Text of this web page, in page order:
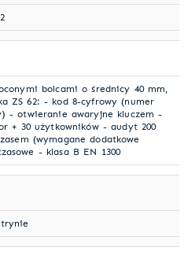
bolcami o średnicy 40 mm,
ZS 62: - kod 8-cyfrowy (numer
- otwieranie awaryjne kluczem -
+ 30 użytkowników - audyt 200
(wymagane dodatkowe
- klasa B EN 1300